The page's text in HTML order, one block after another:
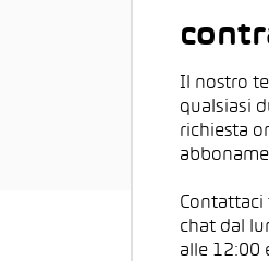
Il nostro
qualsiasi
richiesta
chat dal
alle 12:00